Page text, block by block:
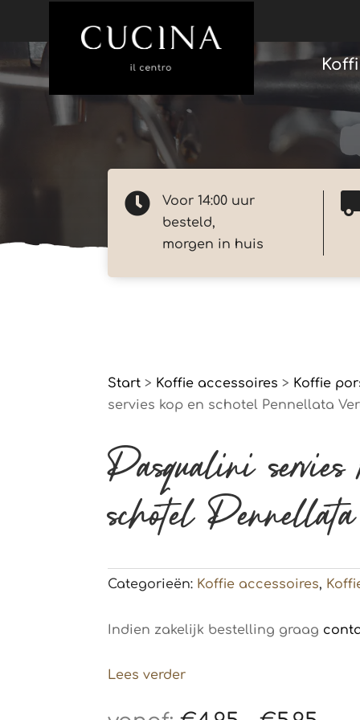

Voor 14:00 uur
besteld,
morgen in huis
Start > Koffie accessoires > Koffie
servies kop en schotel Pennellata
Pasqualini servies
schotel
Categorieën: Koffie accessoires,
Indien zakelijk bestelling graag
Lees verder